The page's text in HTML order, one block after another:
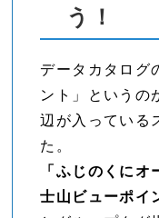
う！
データカタログ
ント」というの
辺が入っている
た。
「ふじのくに
士山ビューポイ